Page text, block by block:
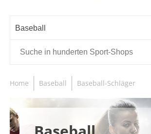
Baseball
Home Baseball Baseball-Schläger